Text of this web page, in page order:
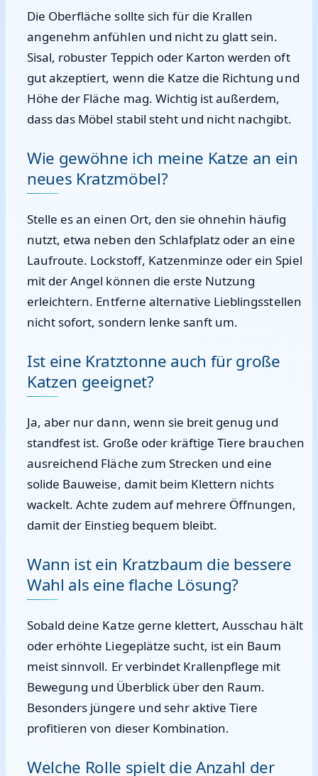
Die Oberfläche sollte sich für die Krallen
angenehm anfühlen und nicht zu glatt sein.
Sisal, robuster Teppich oder Karton werden oft
gut akzeptiert, wenn die Katze die Richtung und
Höhe der Fläche mag. Wichtig ist außerdem,
dass das Möbel stabil steht und nicht nachgibt.
Wie gewöhne ich meine Katze an ein
neues Kratzmöbel?
Stelle es an einen Ort, den sie ohnehin häufig
nutzt, etwa neben den Schlafplatz oder an eine
Laufroute. Lockstoff, Katzenminze oder ein Spiel
mit der Angel können die erste Nutzung
erleichtern. Entferne alternative Lieblingsstellen
nicht sofort, sondern lenke sanft um.
Ist eine Kratztonne auch für große
Katzen geeignet?
Ja, aber nur dann, wenn sie breit genug und
standfest ist. Große oder kräftige Tiere brauchen
ausreichend Fläche zum Strecken und eine
solide Bauweise, damit beim Klettern nichts
wackelt. Achte zudem auf mehrere Öffnungen,
damit der Einstieg bequem bleibt.
Wann ist ein Kratzbaum die bessere
Wahl als eine flache Lösung?
Sobald deine Katze gerne klettert, Ausschau hält
oder erhöhte Liegeplätze sucht, ist ein Baum
meist sinnvoll. Er verbindet Krallenpflege mit
Bewegung und Überblick über den Raum.
Besonders jüngere und sehr aktive Tiere
profitieren von dieser Kombination.
Welche Rolle spielt die Anzahl der